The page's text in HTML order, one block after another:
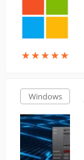
★★★★★
★★★★★
Windows